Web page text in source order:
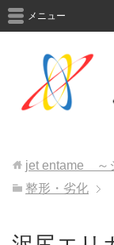
メニュー
jet entame ～
整形・劣化